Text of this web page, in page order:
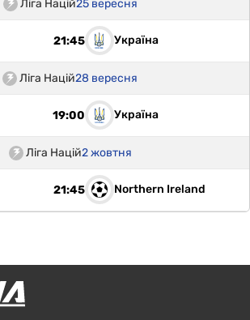
Ліга Націй25 вересня
21:45 Україна
Ліга Націй28 вересня
19:00 Україна
Ліга Націй2 жовтня
21:45 Northern Ireland